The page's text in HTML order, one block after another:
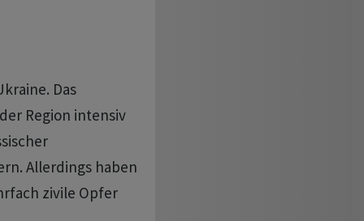
Das
Region intensiv
Allerdings haben
zivile Opfer